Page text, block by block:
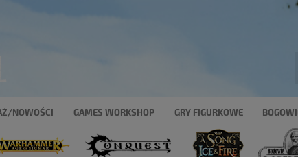
NOWOŚCI GAMES WORKSHOP GRY FIGURKOWE